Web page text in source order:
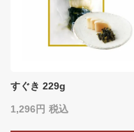
すぐき 229g
1,296 税込